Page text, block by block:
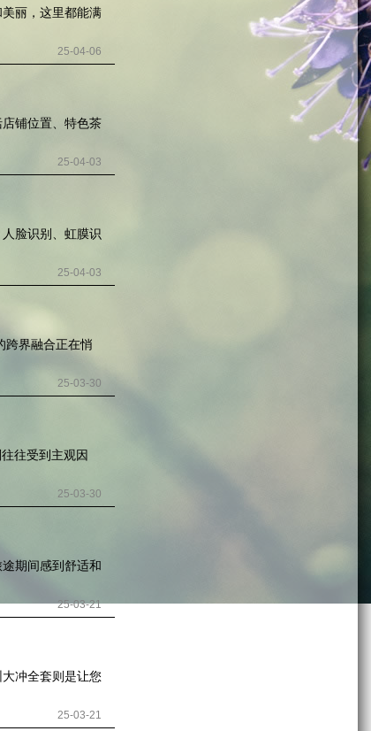
丽，这里都能满
25-04-06
铺位置、特色茶
25-04-03
脸识别、虹膜识
25-04-03
跨界融合正在悄
25-03-30
往受到主观因
25-03-30
期间感到舒适和
25-03-21
冲全套则是让您
25-03-21